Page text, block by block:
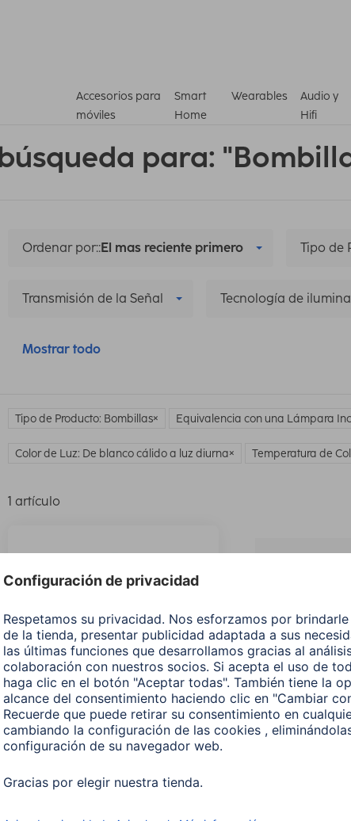
Accesorios para
móviles
Smart
Home
Wearables
Audio y
Hifi
para:
Ordenar por::El mas reciente primero Tipo de
Transmisión de la Señal Tecnología de
Mostrar todo
Tipo de Producto: Bombillas Equivalencia con una Lámpara
Color de Luz: De blanco cálido a luz diurna Temperatura de
1 artículo
Hama Bombilla Led Inteligente
Buscar